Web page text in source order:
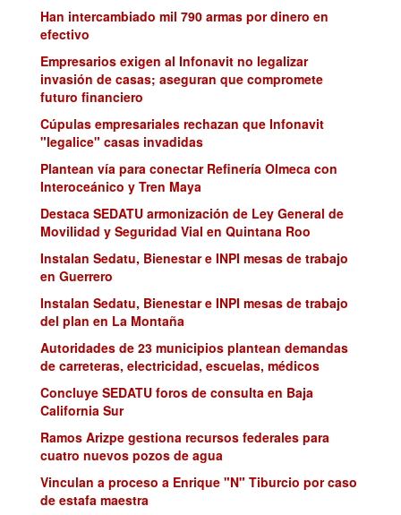
Han intercambiado mil 790 armas por dinero en
efectivo
Empresarios exigen al Infonavit no legalizar
invasión de casas; aseguran que compromete
futuro financiero
Cúpulas empresariales rechazan que Infonavit
"legalice" casas invadidas
Plantean vía para conectar Refinería Olmeca con
Interoceánico y Tren Maya
Destaca SEDATU armonización de Ley General de
Movilidad y Seguridad Vial en Quintana Roo
Instalan Sedatu, Bienestar e INPI mesas de trabajo
en Guerrero
Instalan Sedatu, Bienestar e INPI mesas de trabajo
del plan en La Montaña
Autoridades de 23 municipios plantean demandas
de carreteras, electricidad, escuelas, médicos
Concluye SEDATU foros de consulta en Baja
California Sur
Ramos Arizpe gestiona recursos federales para
cuatro nuevos pozos de agua
Vinculan a proceso a Enrique "N" Tiburcio por caso
de estafa maestra